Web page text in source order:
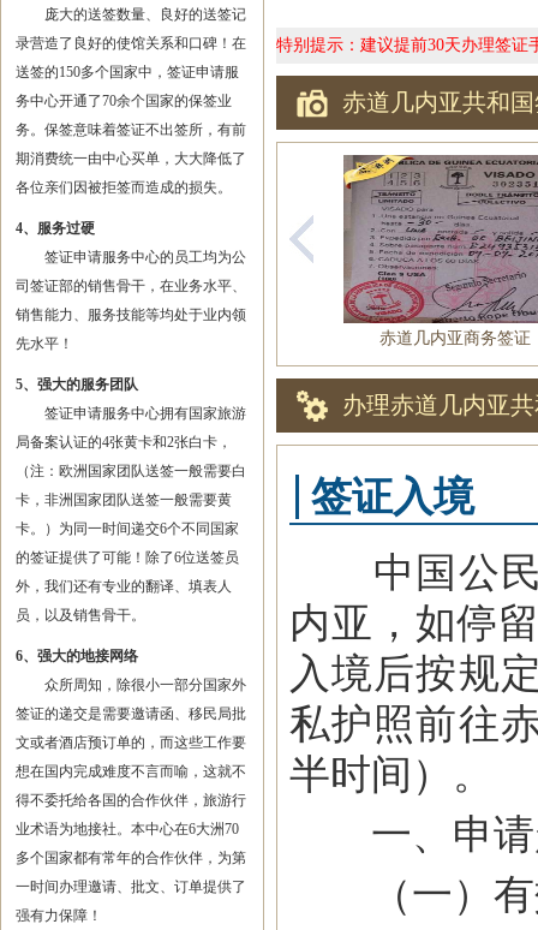
庞大的送签数量、良好的送签记
录营造了良好的使馆关系和口碑！在
送签的150多个国家中，签证申请服
务中心开通了70余个国家的保签业
务。保签意味着签证不出签所，有前
期消费统一由中心买单，大大降低了
各位亲们因被拒签而造成的损失。
4、服务过硬
签证申请服务中心的员工均为公
司签证部的销售骨干，在业务水平、
销售能力、服务技能等均处于业内领
先水平！
5、强大的服务团队
签证申请服务中心拥有国家旅游
局备案认证的4张黄卡和2张白卡，
（注：欧洲国家团队送签一般需要白
卡，非洲国家团队送签一般需要黄
卡。）为同一时间递交6个不同国家
的签证提供了可能！除了6位送签员
外，我们还有专业的翻译、填表人
员，以及销售骨干。
6、强大的地接网络
众所周知，除很小一部分国家外
签证的递交是需要邀请函、移民局批
文或者酒店预订单的，而这些工作要
想在国内完成难度不言而喻，这就不
得不委托给各国的合作伙伴，旅游行
业术语为地接社。本中心在6大洲70
多个国家都有常年的合作伙伴，为第
一时间办理邀请、批文、订单提供了
强有力保障！
特别提示：建议提前30天办理签
赤道几内亚共和
赤道几内亚商务签证
办理赤道几内亚
签证入境
中国公民
内亚，如停
入境后按规
私护照前往
半时间）。
一、申请
（一）有